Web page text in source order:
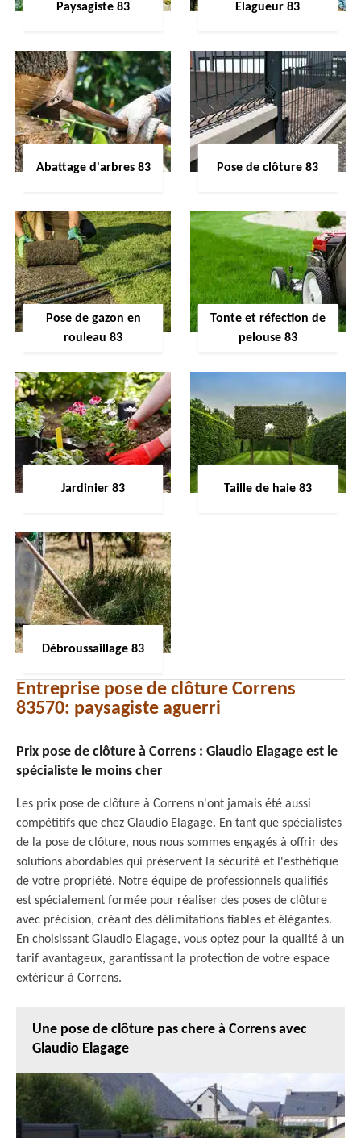
Paysagiste 83 Elagueur 83
Abattage d'arbres 83 Pose de clôture 83
Pose de gazon en
rouleau 83
Tonte et réfection de
pelouse 83
Jardinier 83 Taille de haie 83
Débroussaillage 83
Entreprise pose de clôture Correns
83570: paysagiste aguerri
Prix pose de clôture à Correns : Glaudio Elagage est le
spécialiste le moins cher
Les prix pose de clôture à Correns n'ont jamais été aussi
compétitifs que chez Glaudio Elagage. En tant que spécialistes
de la pose de clôture, nous nous sommes engagés à offrir des
solutions abordables qui préservent la sécurité et l'esthétique
de votre propriété. Notre équipe de professionnels qualifiés
est spécialement formée pour réaliser des poses de clôture
avec précision, créant des délimitations fiables et élégantes.
En choisissant Glaudio Elagage, vous optez pour la qualité à un
tarif avantageux, garantissant la protection de votre espace
extérieur à Correns.
Une pose de clôture pas chere à Correns avec
Glaudio Elagage